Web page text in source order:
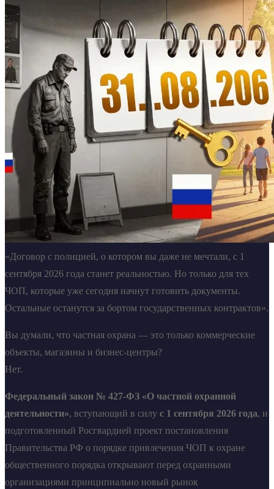
«Договор с полицией, о котором вы даже не мечтали, с 1
сентября 2026 года станет реальностью. Но только для тех
ЧОП, которые уже сегодня начнут готовить документы.
Остальные останутся за бортом государственных контрактов».
Вы думали, что частная охрана — это только коммерческие
объекты, магазины и бизнес-центры?
Нет.
Федеральный закон № 427-ФЗ «О частной охранной
деятельности», вступающий в силу с 1 сентября 2026 года, и
подготовленный Росгвардией проект постановления
Правительства РФ о порядке привлечения ЧОП к охране
общественного порядка открывают перед охранными
организациями принципиально новый рынок